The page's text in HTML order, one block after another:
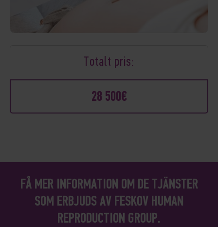
Totalt pris:
28 500€
FÅ MER INFORMATION OM DE TJÄNSTER
SOM ERBJUDS AV FESKOV HUMAN
REPRODUCTION GROUP.